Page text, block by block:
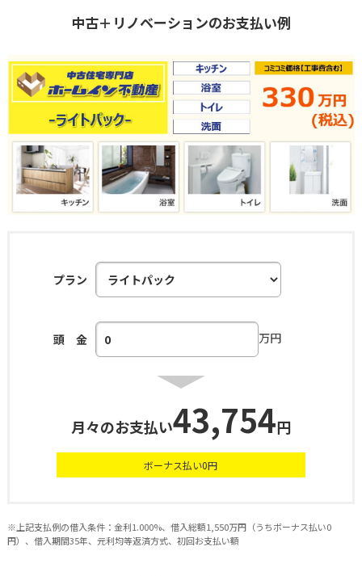
中古＋リノベーションのお支払い例
プラン
頭 金 万円
月々のお支払い43,754円
ボーナス払い0円
※上記支払例の借入条件：金利1.000%、借入総額1,550万円（うちボーナス払い0
円）、借入期間35年、元利均等返済方式、初回お支払い額